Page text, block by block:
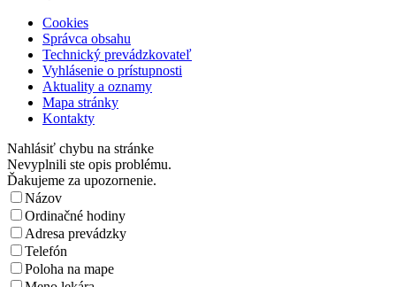
Cookies
Správca obsahu
Technický prevádzkovateľ
Vyhlásenie o prístupnosti
Aktuality a oznamy
Mapa stránky
Kontakty
Nahlásiť chybu na stránke
Nevyplnili ste opis problému.
Ďakujeme za upozornenie.
Názov
Ordinačné hodiny
Adresa prevádzky
Telefón
Poloha na mape